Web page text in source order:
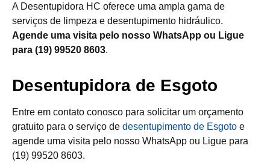
A Desentupidora HC oferece uma ampla gama de
serviços de limpeza e desentupimento hidráulico.
Agende uma visita pelo nosso WhatsApp ou Ligue
para (19) 99520 8603.
Desentupidora de Esgoto
Entre em contato conosco para solicitar um orçamento
gratuito para o serviço de desentupimento de Esgoto e
agende uma visita pelo nosso WhatsApp ou Ligue para
(19) 99520 8603.